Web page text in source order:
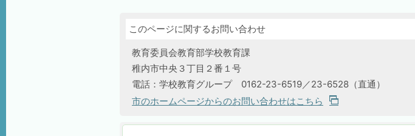
このページに関するお問い合わせ
教育委員会教育部学校教育課
稚内市中央３丁目２番１号
電話：学校教育グループ 0162-23-6519／23-6528（直通）
市のホームページからのお問い合わせはこちら